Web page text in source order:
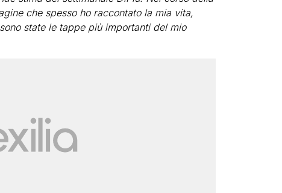
che spesso ho raccontato la mia vita,
state le tappe più importanti del mio